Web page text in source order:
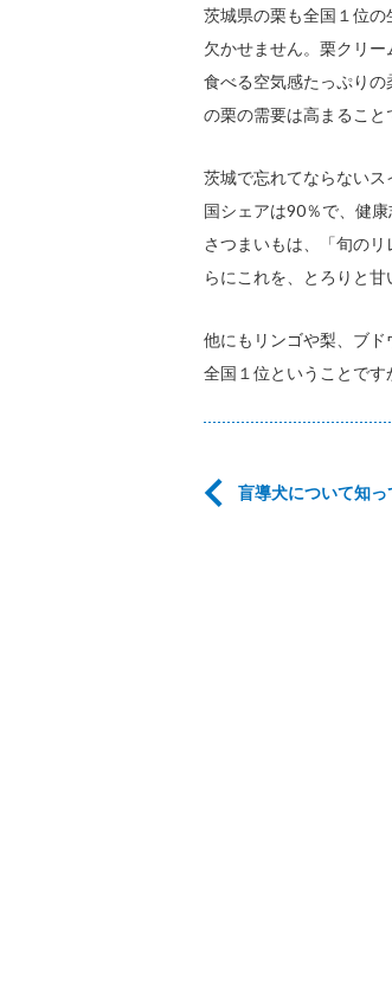
茨城県の栗も全国１位
欠かせません。栗クリ
食べる空気感たっぷり
の栗の需要は高まること
茨城で忘れてならない
国シェアは90％で、健
さつまいもは、「旬の
らにこれを、とろりと
他にもリンゴや梨、ブ
全国１位ということです
盲導犬について知っ